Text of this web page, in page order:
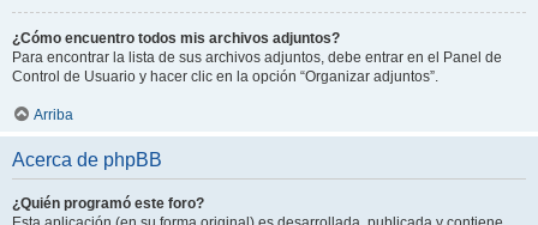
¿Cómo encuentro todos mis archivos adjuntos?
Para encontrar la lista de sus archivos adjuntos, debe entrar en el Panel de
Control de Usuario y hacer clic en la opción “Organizar adjuntos”.
Arriba
Acerca de phpBB
¿Quién programó este foro?